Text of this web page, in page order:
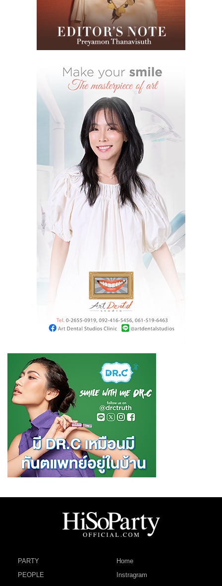
PARTY
PEOPLE
Home
Instragram